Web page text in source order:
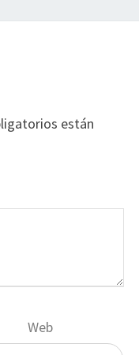
están
Web